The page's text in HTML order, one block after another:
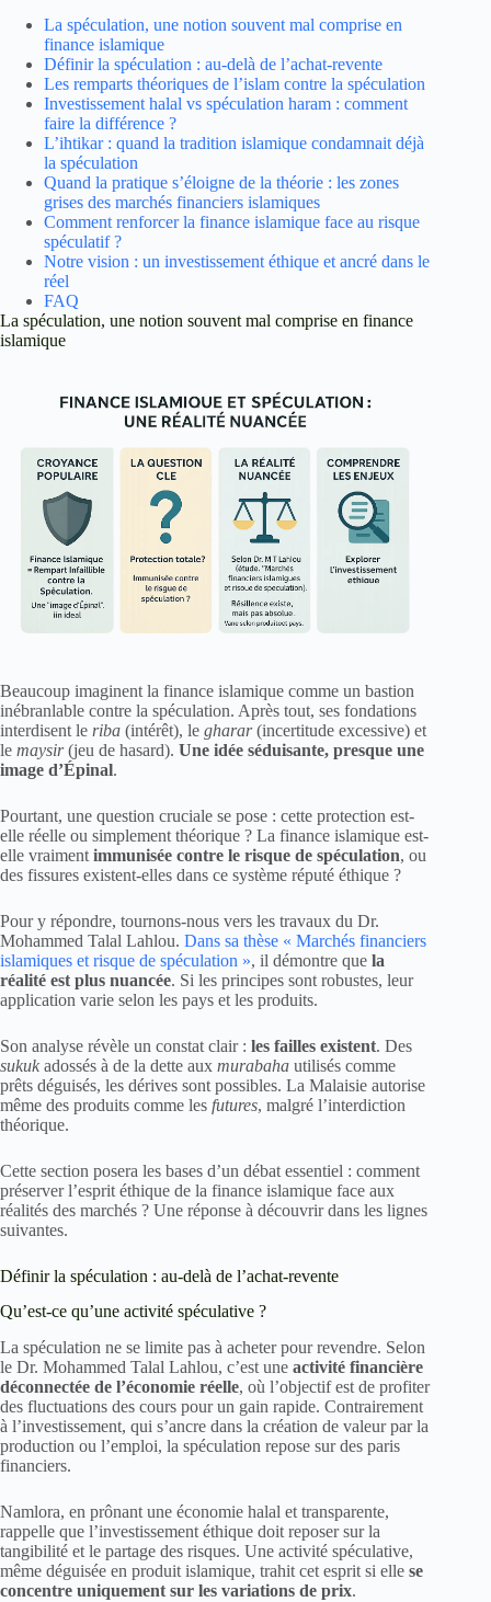
La spéculation, une notion souvent mal comprise en
finance islamique
Définir la spéculation : au-delà de l’achat-revente
Les remparts théoriques de l’islam contre la spéculation
Investissement halal vs spéculation haram : comment
faire la différence ?
L’ihtikar : quand la tradition islamique condamnait déjà
la spéculation
Quand la pratique s’éloigne de la théorie : les zones
grises des marchés financiers islamiques
Comment renforcer la finance islamique face au risque
spéculatif ?
Notre vision : un investissement éthique et ancré dans le
réel
FAQ
La spéculation, une notion souvent mal comprise en finance
islamique
Beaucoup imaginent la finance islamique comme un bastion
inébranlable contre la spéculation. Après tout, ses fondations
interdisent le riba (intérêt), le gharar(incertitude excessive) et
le maysir(jeu de hasard). Une idée séduisante, presque une
image d’Épinal.
Pourtant, une question cruciale se pose : cette protection est-
elle réelle ou simplement théorique ? La finance islamique est-
elle vraiment immunisée contre le risque de spéculation, ou
des fissures existent-elles dans ce système réputé éthique ?
Pour y répondre, tournons-nous vers les travaux du Dr.
Mohammed Talal Lahlou. Dans sa thèse « Marchés financiers
islamiques et risque de spéculation », il démontre que la
réalité est plus nuancée. Si les principes sont robustes, leur
application varie selon les pays et les produits.
Son analyse révèle un constat clair : les failles existent. Des
sukuk adossés à de la dette aux murabaha utilisés comme
prêts déguisés, les dérives sont possibles. La Malaisie autorise
même des produits comme les futures, malgré l’interdiction
théorique.
Cette section posera les bases d’un débat essentiel : comment
préserver l’esprit éthique de la finance islamique face aux
réalités des marchés ? Une réponse à découvrir dans les lignes
suivantes.
Définir la spéculation : au-delà de l’achat-revente
Qu’est-ce qu’une activité spéculative ?
La spéculation ne se limite pas à acheter pour revendre. Selon
le Dr. Mohammed Talal Lahlou, c’est une activité financière
déconnectée de l’économie réelle, où l’objectif est de profiter
des fluctuations des cours pour un gain rapide. Contrairement
à l’investissement, qui s’ancre dans la création de valeur par la
production ou l’emploi, la spéculation repose sur des paris
financiers.
Namlora, en prônant une économie halal et transparente,
rappelle que l’investissement éthique doit reposer sur la
tangibilité et le partage des risques. Une activité spéculative,
même déguisée en produit islamique, trahit cet esprit si elle se
concentre uniquement sur les variations de prix.